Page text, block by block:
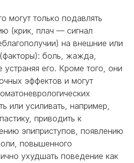
могут только подавлять
(крик, плач — сигнал
на внешние или
боль, жажда,
его. Кроме того, они
эффектов и могут
или усиливать, например,
приводить к
эпиприступов, появлению
повышенного
ухудшать поведение как